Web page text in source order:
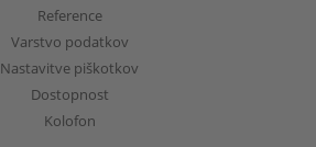
Reference
Varstvo podatkov
Nastavitve piškotkov
Dostopnost
Kolofon